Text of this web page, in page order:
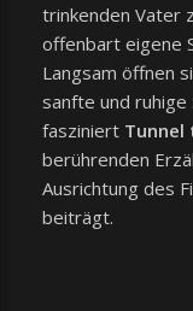
trinkenden Vater
offenbart eigene
Langsam öffnen
sanfte und
fasziniert Tunnel
berührenden
Ausrichtung des
beiträgt.